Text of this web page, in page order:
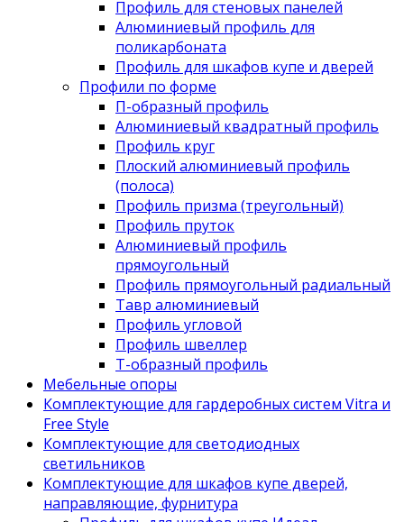
Профиль для стеновых панелей
Алюминиевый профиль для
поликарбоната
Профиль для шкафов купе и дверей
Профили по форме
П-образный профиль
Алюминиевый квадратный профиль
Профиль круг
Плоский алюминиевый профиль
(полоса)
Профиль призма (треугольный)
Профиль пруток
Алюминиевый профиль
прямоугольный
Профиль прямоугольный радиальный
Тавр алюминиевый
Профиль угловой
Профиль швеллер
Т-образный профиль
Мебельные опоры
Комплектующие для гардеробных систем Vitra и
Free Style
Комплектующие для светодиодных
светильников
Комплектующие для шкафов купе дверей,
направляющие, фурнитура